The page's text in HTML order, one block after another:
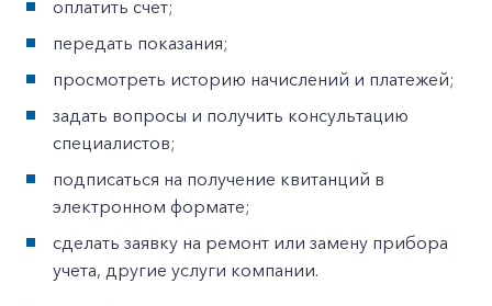
+7-800-700-24-57
Заказать обратный звонок
Частным клиентам
оплатить счет;
передать показания;
просмотреть историю начислений и платежей;
задать вопросы и получить консультацию
специалистов;
подписаться на получение квитанций в
электронном формате;
сделать заявку на ремонт или замену прибора
учета, другие услуги компании.